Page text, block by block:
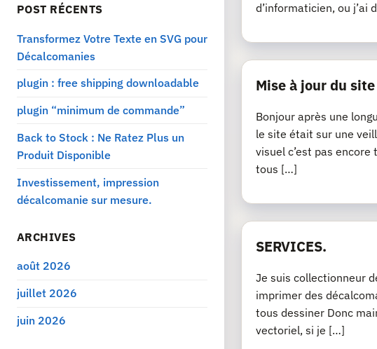
d’informaticien, ou
Mise à jour du
Bonjour après une
le site était sur une
visuel c’est pas
tous […]
SERVICES.
Je suis collectionneur
imprimer des
tous dessiner Donc
vectoriel, si je […]
POST RÉCENTS
Transformez Votre Texte en SVG pour
Décalcomanies
plugin : free shipping downloadable
plugin “minimum de commande”
Back to Stock : Ne Ratez Plus un
Produit Disponible
Investissement, impression
décalcomanie sur mesure.
ARCHIVES
août 2026
juillet 2026
juin 2026